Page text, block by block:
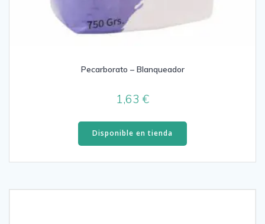
Pecarborato – Blanqueador
1,63€
Disponible en tienda